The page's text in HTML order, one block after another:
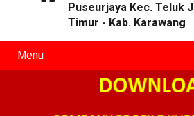
Puseurjaya Kec. Teluk
Timur - Kab. Karawang
Menu